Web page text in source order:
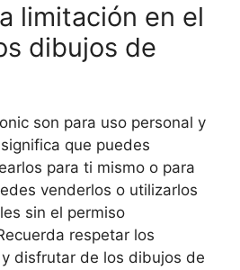
limitación en el
dibujos de
son para uso personal y
que puedes
para ti mismo o para
venderlos o utilizarlos
sin el permiso
respetar los
disfrutar de los dibujos de